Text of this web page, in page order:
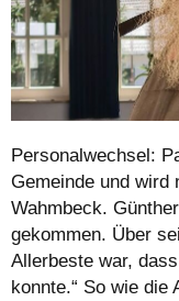
Personalwechsel:
Gemeinde und wird
Wahmbeck.
gekommen. Über
Allerbeste war,
konnte.“ So wie die